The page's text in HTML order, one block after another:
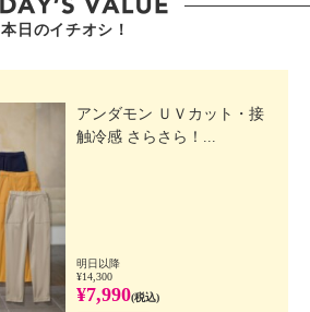
本日のイチオシ！
アンダモン ＵＶカット・接
触冷感 さらさら！...
明日以降
¥14,300
¥7,990(税込)